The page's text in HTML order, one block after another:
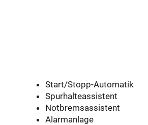
Start/Stopp-Automatik
Spurhalteassistent
Notbremsassistent
Alarmanlage